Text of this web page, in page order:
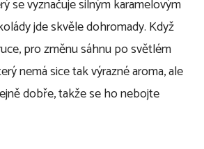
se vyznačuje silným karamelovým
jde skvěle dohromady. Když
pro změnu sáhnu po světlém
nemá sice tak výrazné aroma, ale
dobře, takže se ho nebojte